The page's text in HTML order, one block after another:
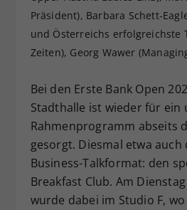
Präsident), Barbara Schett-
und Österreichs erfolgreichste
Zeiten), Georg Wawer
Bei den Erste Bank Open
Stadthalle ist wieder für ein
Rahmenprogramm abseits
gesorgt. Diesmal etwa
Business-Talkformat: den
Breakfast Club. Am
wurde dabei im Studio F,
Dieser Wert
Einstellungen.
zufällig
Webseiten-
hat.